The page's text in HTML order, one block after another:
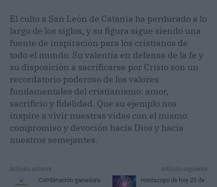
El culto a San León de Catania ha perdurado a lo
largo de los siglos, y su figura sigue siendo una
fuente de inspiración para los cristianos de
todo el mundo. Su valentía en defensa de la fe y
su disposición a sacrificarse por Cristo son un
recordatorio poderoso de los valores
fundamentales del cristianismo: amor,
sacrificio y fidelidad. Que su ejemplo nos
inspire a vivir nuestras vidas con el mismo
compromiso y devoción hacia Dios y hacia
nuestros semejantes.
Artículo anterior
Combinación ganadora
Artículo siguiente
Horóscopo de hoy 20 de